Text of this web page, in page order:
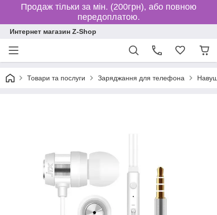
Продаж тільки за мін. (200грн), або повною
передоплатою.
Интернет магазин Z-Shop
Товари та послуги Заряджання для телефона